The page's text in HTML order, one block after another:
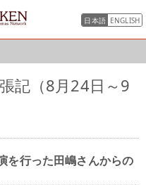
日本語 ENGLISH
記（8月24日～9
を行った田嶋さんからの